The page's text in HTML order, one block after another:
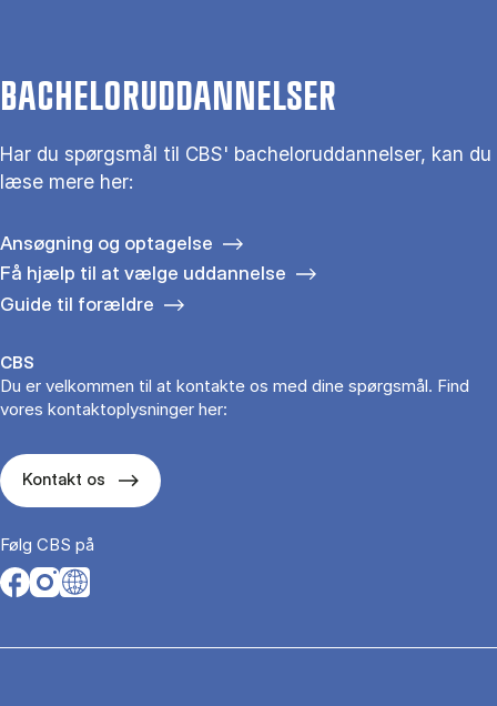
BACHELORUDDANNELSER
Har du spørgsmål til CBS' bacheloruddannelser, kan du
læse mere her:
Ansøgning og optagelse
Få hjælp til at vælge uddannelse
Guide til forældre
CBS
Du er velkommen til at kontakte os med dine spørgsmål. Find
vores kontaktoplysninger her:
Kontakt os
Følg CBS på
Opens in a new tab
Opens in a new tab
Opens in a new tab